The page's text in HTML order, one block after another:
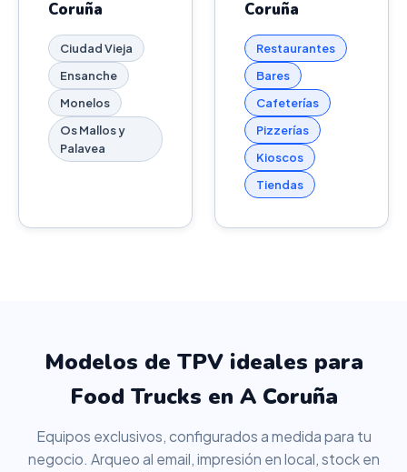
Coruña
Ciudad Vieja
Ensanche
Monelos
Os Mallos y
Palavea
Coruña
Restaurantes
Bares
Cafeterías
Pizzerías
Kioscos
Tiendas
Modelos de TPV ideales para
Food Trucks en A Coruña
Equipos exclusivos, configurados a medida para tu
negocio. Arqueo al email, impresión en local, stock en